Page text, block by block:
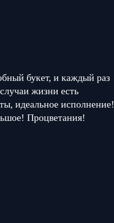
букет, и каждый раз
жизни есть
идеальное исполнение!
Процветания!